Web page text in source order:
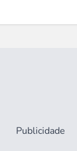
Publicidade